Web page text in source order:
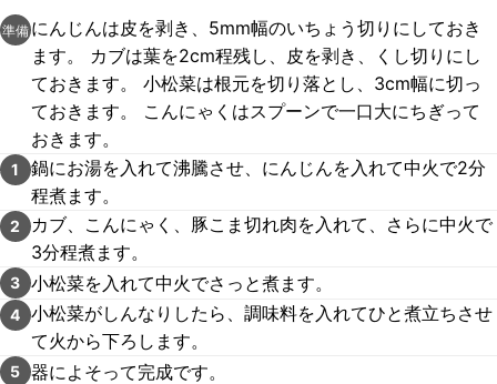
準備 にんじんは皮を剥き、5mm幅のいちょう切りにしておき
ます。 カブは葉を2cm程残し、皮を剥き、くし切りにし
ておきます。 小松菜は根元を切り落とし、3cm幅に切っ
ておきます。 こんにゃくはスプーンで一口大にちぎって
おきます。
1
鍋にお湯を入れて沸騰させ、にんじんを入れて中火で2分
程煮ます。
2
カブ、こんにゃく、豚こま切れ肉を入れて、さらに中火で
3分程煮ます。
3 小松菜を入れて中火でさっと煮ます。
4 小松菜がしんなりしたら、調味料を入れてひと煮立ちさせ
て火から下ろします。
5 器によそって完成です。